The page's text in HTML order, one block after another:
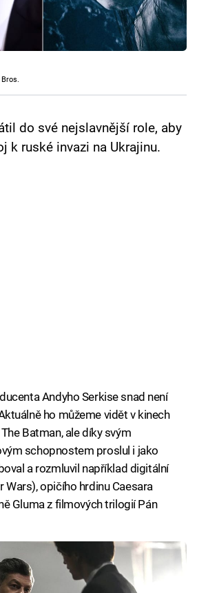
do své nejslavnější role, aby
k ruské invazi na Ukrajinu.
Andyho Serkise snad není
ho můžeme vidět v kinech
Batman, ale díky svým
schopnostem proslul i jako
a rozmluvil například digitální
Wars), opičího hrdinu Caesara
Gluma z filmových trilogií Pán